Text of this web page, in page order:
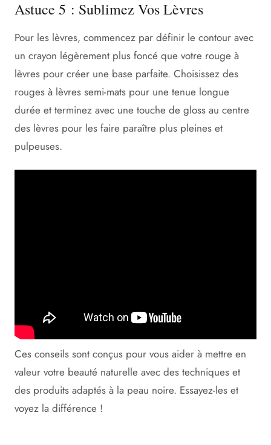
Astuce 5 : Sublimez Vos Lèvres
Pour les lèvres, commencez par définir le contour avec
un crayon légèrement plus foncé que votre rouge à
lèvres pour créer une base parfaite. Choisissez des
rouges à lèvres semi-mats pour une tenue longue
durée et terminez avec une touche de gloss au centre
des lèvres pour les faire paraître plus pleines et
pulpeuses.
Ces conseils sont conçus pour vous aider à mettre en
valeur votre beauté naturelle avec des techniques et
des produits adaptés à la peau noire. Essayez-les et
voyez la différence !